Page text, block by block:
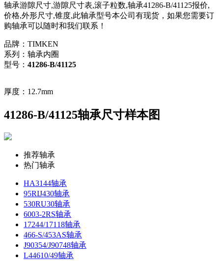
轴承游隙尺寸,游隙尺寸表,滚子粒数,轴承41286-B/41125报价,
价格,外形尺寸,锥度,此轴承型号本公司有现货，如果您需要订
购轴承可以随时和我们联系！
品牌：TIMKEN
系列：轴承内圈
型号： 41286-B/41125
厚度：12.7mm
41286-B/41125轴承尺寸样本图
推荐轴承
热门轴承
HA3144轴承
95RIJ430轴承
530RU30轴承
6003-2RS轴承
17244/17118轴承
466-S/453AS轴承
J90354/J90748轴承
L44610/49轴承